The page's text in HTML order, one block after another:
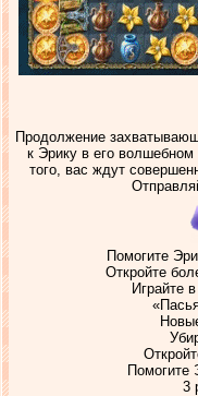
Продолжение
к Эрику в его
того, вас ждут
Помогите
Откройте
Играйте
Помогите
3